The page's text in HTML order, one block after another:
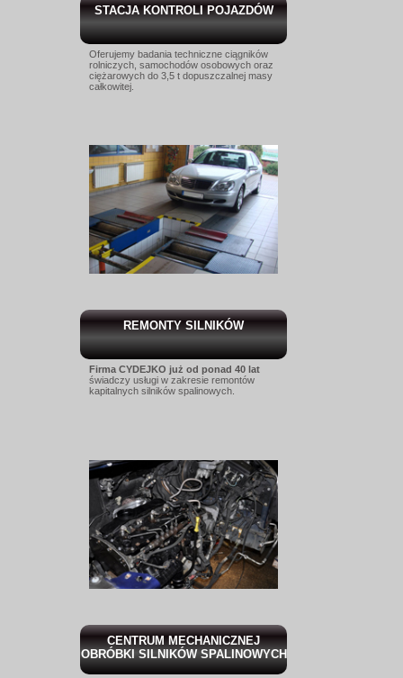
STACJA KONTROLI POJAZDÓW
Oferujemy badania techniczne ciągników
rolniczych, samochodów osobowych oraz
ciężarowych do 3,5 t dopuszczalnej masy
całkowitej.
REMONTY SILNIKÓW
Firma CYDEJKO już od ponad 40 lat
świadczy usługi w zakresie remontów
kapitalnych silników spalinowych.
CENTRUM MECHANICZNEJ
OBRÓBKI SILNIKÓW SPALINOWYCH